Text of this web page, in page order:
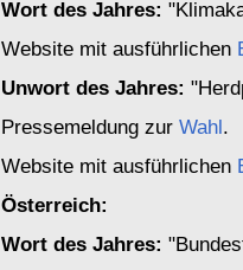
Wort des Jahres:
Website mit ausführlichen
Unwort des Jahres:
Pressemeldung zur Wahl.
Website mit ausführlichen
Österreich:
Wort des Jahres: